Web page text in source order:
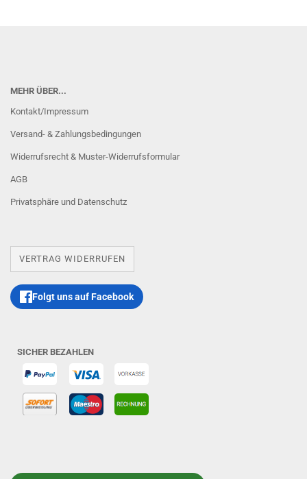
MEHR ÜBER...
Kontakt/Impressum
Versand- & Zahlungsbedingungen
Widerrufsrecht & Muster-Widerrufsformular
AGB
Privatsphäre und Datenschutz
VERTRAG WIDERRUFEN
Folgt uns auf Facebook
SICHER BEZAHLEN